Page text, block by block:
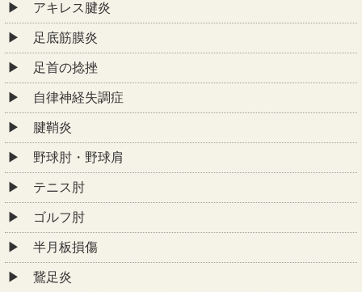
アキレス腱炎
足底筋膜炎
足首の捻挫
自律神経失調症
腱鞘炎
野球肘・野球肩
テニス肘
ゴルフ肘
半月板損傷
鵞足炎